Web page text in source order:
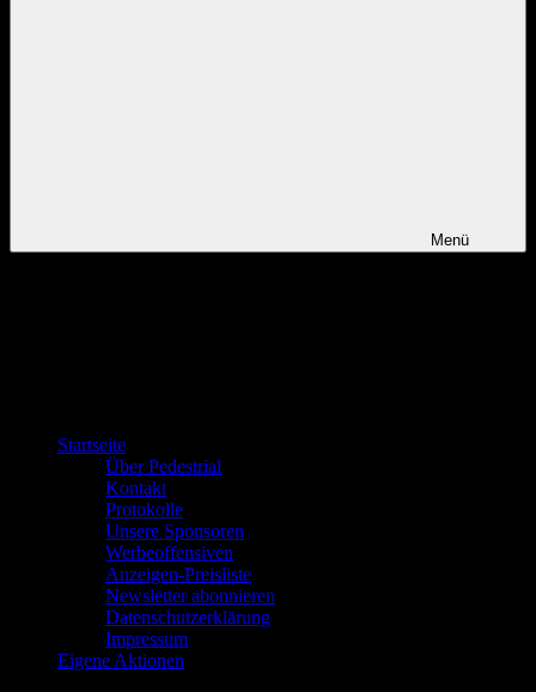
Menü
Startseite
Über Pedestrial
Kontakt
Protokolle
Unsere Sponsoren
Werbeoffensiven
Anzeigen-Preisliste
Newsletter abonnieren
Datenschutzerklärung
Impressum
Eigene Aktionen